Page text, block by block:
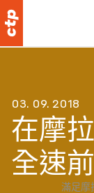
03. 09. 2018
在摩
全速
滿足摩